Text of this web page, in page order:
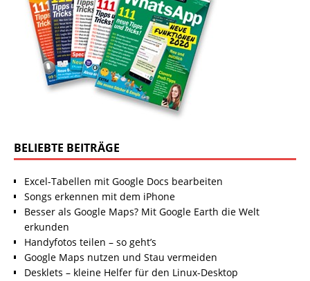
BELIEBTE BEITRÄGE
Excel-Tabellen mit Google Docs bearbeiten
Songs erkennen mit dem iPhone
Besser als Google Maps? Mit Google Earth die Welt
erkunden
Handyfotos teilen – so geht’s
Google Maps nutzen und Stau vermeiden
Desklets – kleine Helfer für den Linux-Desktop